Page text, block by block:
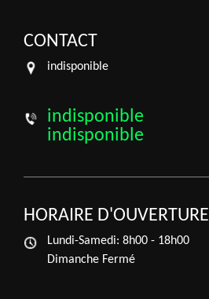
CONTACT
indisponible
indisponible
indisponible
HORAIRE D'OUVERTURE
Lundi-Samedi: 8h00 - 18h00
Dimanche Fermé